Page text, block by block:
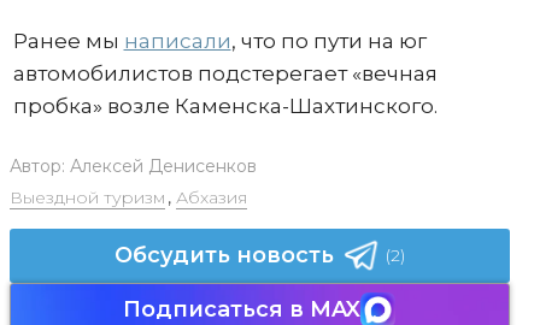
Ранее мы написали, что по пути на юг
автомобилистов подстерегает «вечная
пробка» возле Каменска-Шахтинского.
Автор: Алексей Денисенков
Выездной туризм , Абхазия
Обсудить новость (2)
Подписаться в MAX